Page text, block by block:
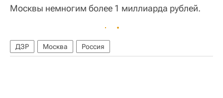
Москвы немногим более 1 миллиарда рублей.
ДЗР Москва Россия